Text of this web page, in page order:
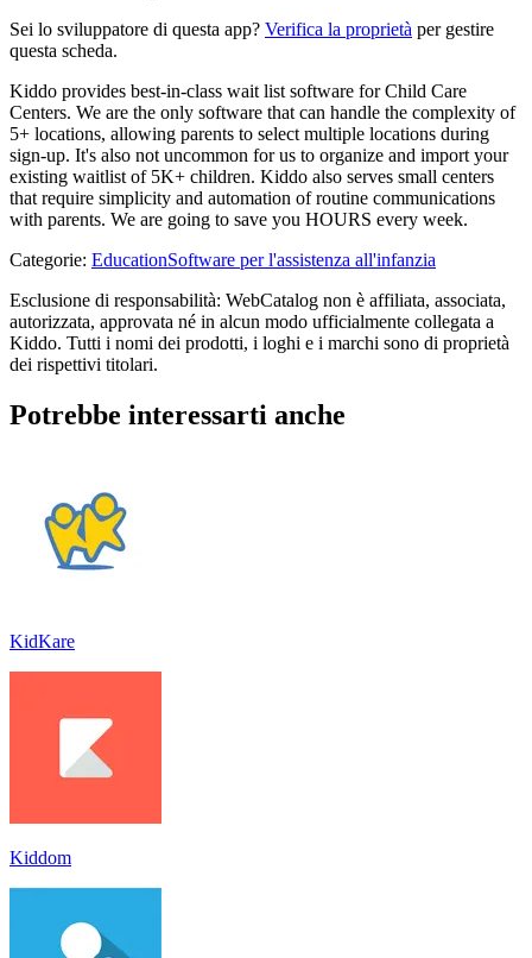
Sei lo sviluppatore di questa app? Verifica la proprietà per gestire
questa scheda.
Kiddo provides best-in-class wait list software for Child Care
Centers. We are the only software that can handle the complexity of
5+ locations, allowing parents to select multiple locations during
sign-up. It's also not uncommon for us to organize and import your
existing waitlist of 5K+ children. Kiddo also serves small centers
that require simplicity and automation of routine communications
with parents. We are going to save you HOURS every week.
Categorie: EducationSoftware per l'assistenza all'infanzia
Esclusione di responsabilità: WebCatalog non è affiliata, associata,
autorizzata, approvata né in alcun modo ufficialmente collegata a
Kiddo. Tutti i nomi dei prodotti, i loghi e i marchi sono di proprietà
dei rispettivi titolari.
Potrebbe interessarti anche
KidKare
Kiddom